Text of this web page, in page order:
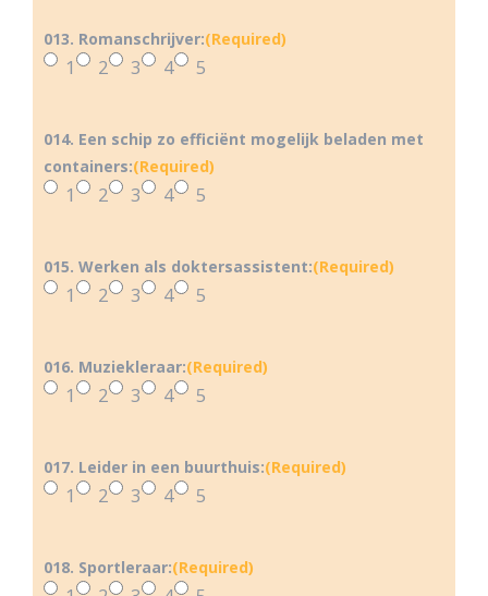
013. Romanschrijver:(Required)
1 2 3 4 5
014. Een schip zo efficiënt mogelijk beladen met
containers:(Required)
1 2 3 4 5
015. Werken als doktersassistent:(Required)
1 2 3 4 5
016. Muziekleraar:(Required)
1 2 3 4 5
017. Leider in een buurthuis:(Required)
1 2 3 4 5
018. Sportleraar:(Required)